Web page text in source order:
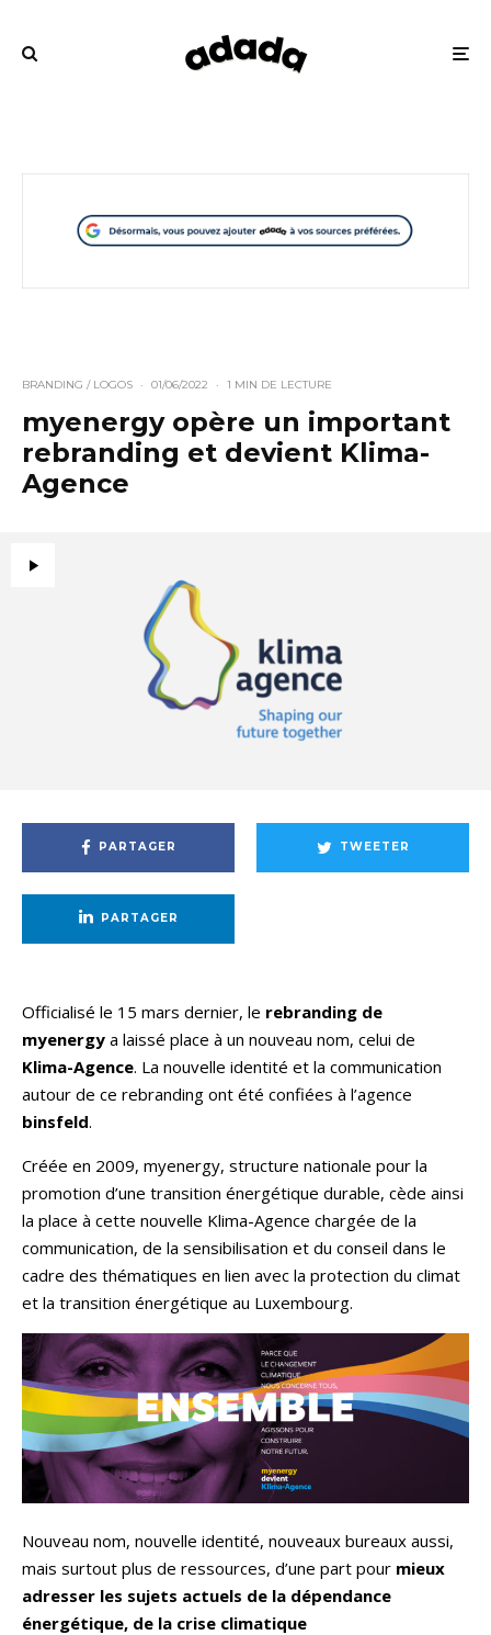
BRANDING / LOGOS · 01/06/2022 · 1 MIN DE LECTURE
myenergy opère un important
rebranding et devient Klima-
Agence
PARTAGER TWEETER
PARTAGER
Officialisé le 15 mars dernier, le rebranding de
myenergy a laissé place à un nouveau nom, celui de
Klima-Agence. La nouvelle identité et la communication
autour de ce rebranding ont été confiées à l’agence
binsfeld.
Créée en 2009, myenergy, structure nationale pour la
promotion d’une transition énergétique durable, cède ainsi
la place à cette nouvelle Klima-Agence chargée de la
communication, de la sensibilisation et du conseil dans le
cadre des thématiques en lien avec la protection du climat
et la transition énergétique au Luxembourg.
Nouveau nom, nouvelle identité, nouveaux bureaux aussi,
mais surtout plus de ressources, d’une part pour mieux
adresser les sujets actuels de la dépendance
énergétique, de la crise climatique